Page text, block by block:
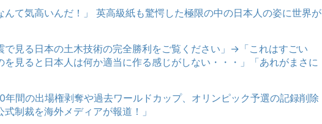
んて気高いんだ！」 英高級紙も驚愕した極限の中の日本人の姿に世界が
で見る日本の土木技術の完全勝利をご覧ください」→「これはすごい
を見ると日本人は何か適当に作る感じがしない・・・」「あれがまさに
年間の出場権剥奪や過去ワールドカップ、オリンピック予選の記録削除
式制裁を海外メディアが報道！」